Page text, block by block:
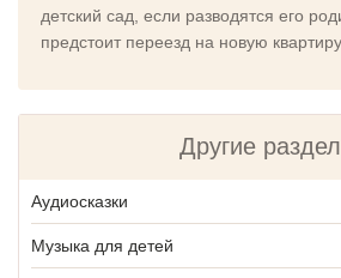
детский сад, если разводятся его
предстоит переезд на новую квартиру.
Другие
Аудиосказки
Музыка для детей